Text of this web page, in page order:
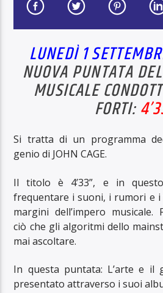
LUNEDÌ 1
NUOVA PUNTATA
MUSICALE
FORTI:
Si tratta di un programma
genio di JOHN CAGE.
Il titolo è 4’33”, e in
frequentare i suoni, i rumori e
margini dell’impero musicale.
ciò che gli algoritmi dello
mai ascoltare.
In questa puntata: L’arte e il
presentato attraverso i suoi